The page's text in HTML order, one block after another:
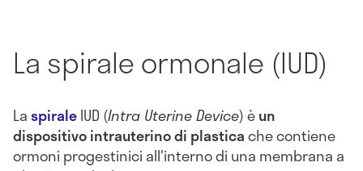
La spirale ormonale (IUD)
LaspiraleIUD (Intra Uterine Device) èun
dispositivo intrauterino di plasticache contiene
ormoni progestinici all'interno di una membrana a